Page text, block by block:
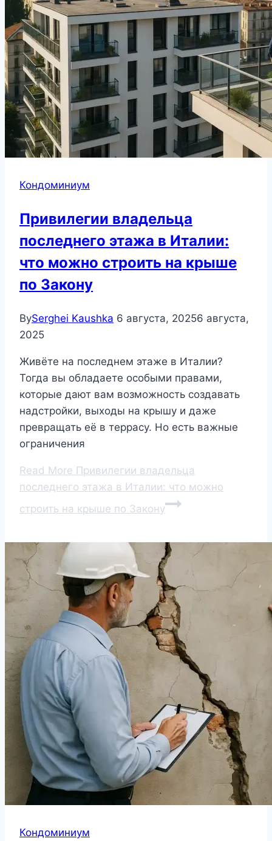
Кондоминиум
Привилегии владельца
последнего этажа в Италии:
что можно строить на крыше
по Закону
BySerghei Kaushka 6 августа, 20256 августа,
2025
Живёте на последнем этаже в Италии?
Тогда вы обладаете особыми правами,
которые дают вам возможность создавать
надстройки, выходы на крышу и даже
превращать её в террасу. Но есть важные
ограничения
Read More Привилегии владельца
последнего этажа в Италии: что можно
строить на крыше по Закону
Кондоминиум